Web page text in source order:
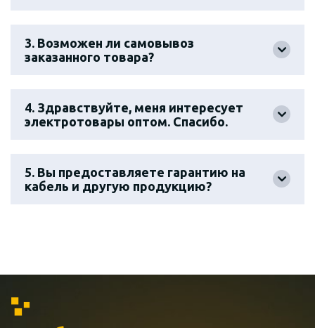
3. Возможен ли самовывоз
заказанного товара?
4. Здравствуйте, меня интересует
электротовары оптом. Спасибо.
5. Вы предоставляете гарантию на
кабель и другую продукцию?